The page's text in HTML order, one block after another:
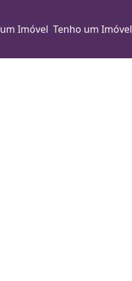
Imóvel Tenho um Imóvel